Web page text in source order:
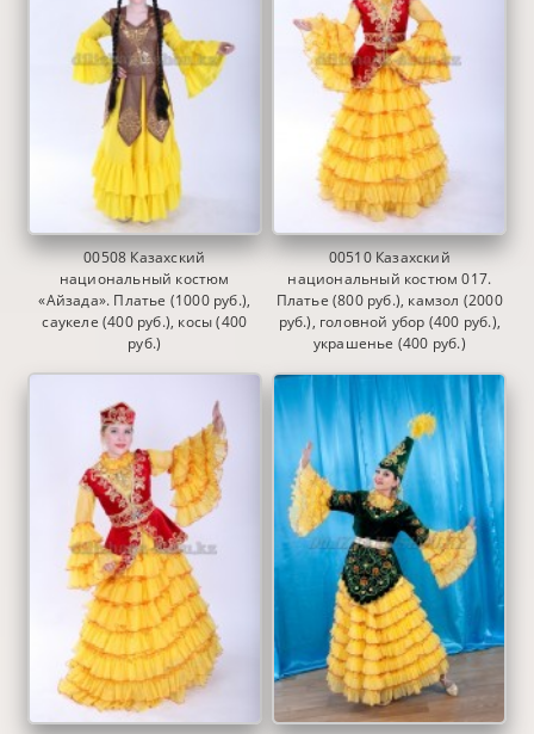
00508 Казахский
национальный костюм
«Айзада». Платье (1000 руб.),
саукеле (400 руб.), косы (400
руб.)
00510 Казахский
национальный костюм 017.
Платье (800 руб.), камзол (2000
руб.), головной убор (400 руб.),
украшенье (400 руб.)